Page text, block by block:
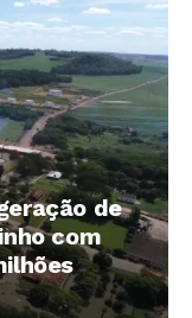
de
com